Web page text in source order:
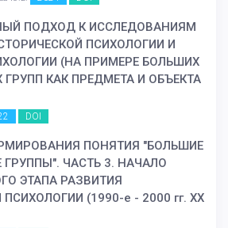
ПОДХОД К ИССЛЕДОВАНИЯМ
ПСИХОЛОГИИ И
(НА ПРИМЕРЕ БОЛЬШИХ
КАК ПРЕДМЕТА И ОБЪЕКТА
DOI
ПОНЯТИЯ "БОЛЬШИЕ
ЧАСТЬ 3. НАЧАЛО
ЭТАПА РАЗВИТИЯ
(1990-е - 2000 гг. XX